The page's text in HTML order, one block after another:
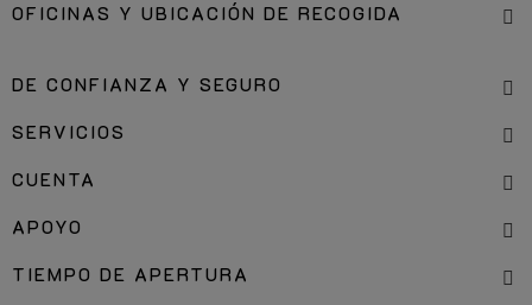
OFICINAS Y UBICACIÓN DE RECOGIDA
DE CONFIANZA Y SEGURO
SERVICIOS
CUENTA
APOYO
TIEMPO DE APERTURA